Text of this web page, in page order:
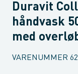
Duravit
håndvask
med
VARENUMMER